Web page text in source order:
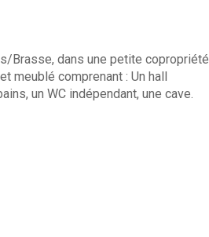
Brasse, dans une petite copropriété
meublé comprenant : Un hall
un WC indépendant, une cave.